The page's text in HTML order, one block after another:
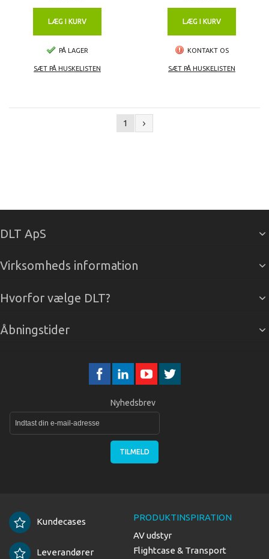
LÆG I KURV
PÅ LAGER
SÆT PÅ HUSKELISTEN
LÆG I KURV
KONTAKT OS
SÆT PÅ HUSKELISTEN
1
DLT ApS
Virksomheds information
Hvorfor vælge DLT?
Åbningstider
Nyhedsbrev
TILMELD
Kundecases
Leverandører
PRODUKTINSPIRATION
AV udstyr
Flightcase & Transport